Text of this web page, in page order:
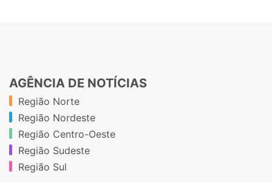
AGÊNCIA DE NOTÍCIAS
Região Norte
Região Nordeste
Região Centro-Oeste
Região Sudeste
Região Sul